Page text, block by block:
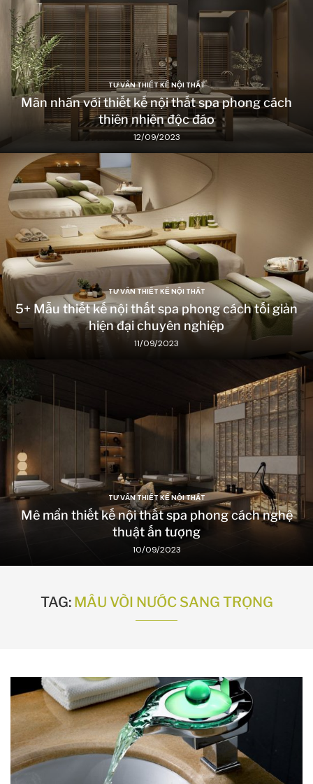
TƯ VẤN THIẾT KẾ NỘI THẤT
Mãn nhãn với thiết kế nội thất spa phong cách
thiên nhiên độc đáo
12/09/2023
TƯ VẤN THIẾT KẾ NỘI THẤT
5+ Mẫu thiết kế nội thất spa phong cách tối giản
hiện đại chuyên nghiệp
11/09/2023
TƯ VẤN THIẾT KẾ NỘI THẤT
Mê mẩn thiết kế nội thất spa phong cách nghệ
thuật ấn tượng
10/09/2023
TAG: MẪU VÒI NƯỚC SANG TRỌNG